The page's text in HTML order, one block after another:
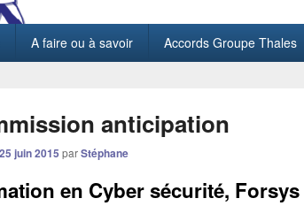
A faire ou à savoir Accords Groupe Thales
anticipation
25 juin 2015 parStéphane
en Cyber sécurité, Forsys